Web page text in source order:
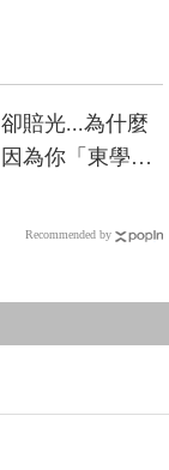
賠光...為什麼
為你「東學西
Recommended by